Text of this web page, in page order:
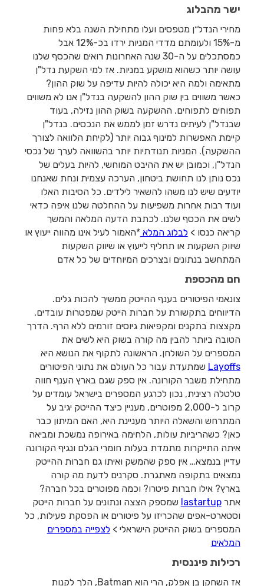
ישר מהבלוג
מחירי הנדל״ן מטפסים ועלו מתחילת השנה בלא פחות
מ-15% ולעומתם מדדי המניות ירדו בכ-12% אבל
כמסתכלים על ה-30 שנה האחרונות רואים שהכסף שלנו
עושה יותר כשהוא מושקע במניות. אז למי השקעת נדל"ן
מתאימה ולמה היא יכולה להיות עדיפה על שוק ההון?
כאשר משווים בין שוק ההון להשקעה בנדל"ן אנו לא משווים
תפוחים לתפוחים. ההשקעה בשוק ההון נזילה, בעוד
שבנדל"ן לעיתים נדרש זמן לממש את הנכסים. בנדל"ן
קיימת האפשרות למינוף גבוה יותר (לקיחת הלוואה לצורך
ההשקעה). המניות תנודתיות יותר בהשוואה לערך של נכסי
הנדל"ן, וכמובן יש את ההיבט המוחשי, להיות בעלים של
נכס נותן לנו תחושת ביטחון, הערכה עצמית ונחת שאנחנו
יודעים שיש לנו משהו להשאיר לילדים. כל הסיבות האלו
ועוד רבות אחרות משפיעות על ההחלטה שלנו איפה כדאי
לשים את הכסף שלנו. לכתבת הדעה המלאה והמשך
קריאה כנסו > לבלוג המלא*האמור לעיל אינו מהווה ייעוץ או
שיווק השקעות או תחליף לייעוץ או שיווק השקעות
המתחשב בנתונים ובצרכים המיוחדים של כל אדם
חם מהכספת
צונאמי הפיטורים בענף ההייטק ממשיך להכות גלים.
הדיווחים בתקשורת על חברות הייטק שמפטרות עובדים,
מקצצות בתקנים ומקפיאות גיוסים זורמים ללא הרף. הדרך
הטובה ביותר להבין מה קורה בשוק היא לשים את
המספרים על השולחן. הראשונה לתקוף את הנושא היא
Layoffs שמתעדת עבור כל העולם את נתוני הפיטורים
מתחילת משבר הקורונה. אין ספק שגם בארץ הענף חווה
טלטלה רצינית, נכון לכרגע המספרים בישראל עומדים על
קרוב ל-2,000 מפוטרים, מעניין כיצד ההייטק יגיב על
המתרחש והשאלה היותר מעניינת היא, האם המיתון כבר
כאן? כשהריביות עולות, הלחימה באירופה נמשכת ומביאה
איתה התייקרות מתמדת בעלות חומרי הגלם ונגיף הקורונה
עדיין בנמצא… אין ספק שהמשק ואיתו גם חברות ההייטק
נמצאים בתקופה מאתגרת. סקרנים לדעת מה קורה
בארץ? אילו חברות פיטרו? וכמה מפוטרים בכל חברה?
אתרlastartup שמספק הצצה ונתונים על חברות הייטק
וסטארט-אפים שהכריזו על פיטורים או הפסקת פעילות, כל
המספרים בשוק ההייטק הישראלי > לצפייה במספרים
המלאים
רכילות פיננסית
אז השחקן בן אפלק, הרי הוא Batman, הלך לקנות